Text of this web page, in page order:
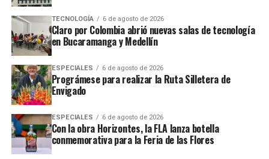
TECNOLOGÍA 6 de agosto de 2026
Claro por Colombia abrió nuevas salas de tecnología
en Bucaramanga y Medellín
ESPECIALES 6 de agosto de 2026
Prográmese para realizar la Ruta Silletera de
Envigado
ESPECIALES 6 de agosto de 2026
Con la obra Horizontes, la FLA lanza botella
conmemorativa para la Feria de las Flores